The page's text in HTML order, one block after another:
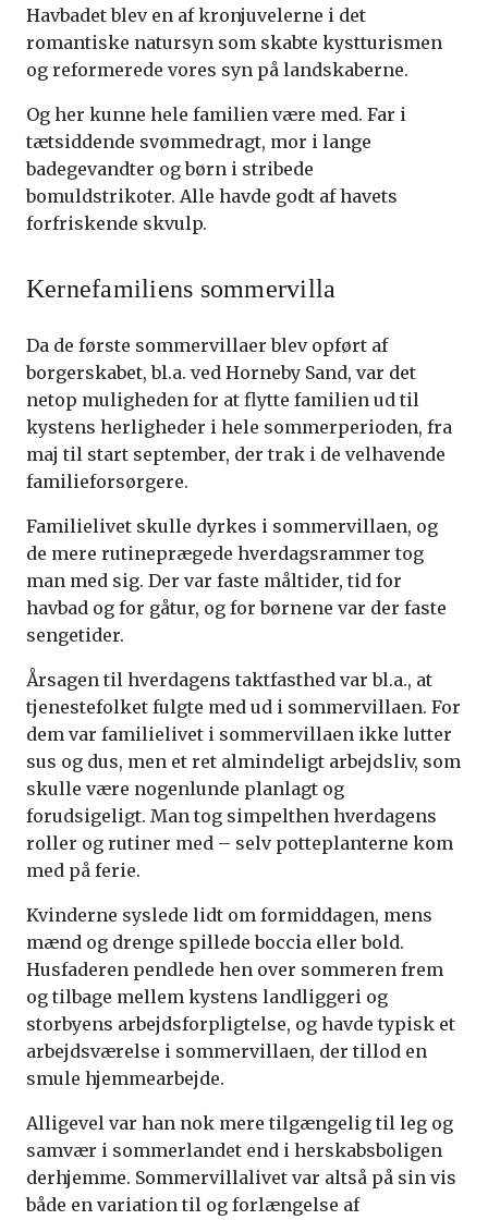
Havbadet blev en af kronjuvelerne i det
romantiske natursyn som skabte kystturismen
og reformerede vores syn på landskaberne.
Og her kunne hele familien være med. Far i
tætsiddende svømmedragt, mor i lange
badegevandter og børn i stribede
bomuldstrikoter. Alle havde godt af havets
forfriskende skvulp.
Kernefamiliens sommervilla
Da de første sommervillaer blev opført af
borgerskabet, bl.a. ved Horneby Sand, var det
netop muligheden for at flytte familien ud til
kystens herligheder i hele sommerperioden, fra
maj til start september, der trak i de velhavende
familieforsørgere.
Familielivet skulle dyrkes i sommervillaen, og
de mere rutineprægede hverdagsrammer tog
man med sig. Der var faste måltider, tid for
havbad og for gåtur, og for børnene var der faste
sengetider.
Årsagen til hverdagens taktfasthed var bl.a., at
tjenestefolket fulgte med ud i sommervillaen. For
dem var familielivet i sommervillaen ikke lutter
sus og dus, men et ret almindeligt arbejdsliv, som
skulle være nogenlunde planlagt og
forudsigeligt. Man tog simpelthen hverdagens
roller og rutiner med – selv potteplanterne kom
med på ferie.
Kvinderne syslede lidt om formiddagen, mens
mænd og drenge spillede boccia eller bold.
Husfaderen pendlede hen over sommeren frem
og tilbage mellem kystens landliggeri og
storbyens arbejdsforpligtelse, og havde typisk et
arbejdsværelse i sommervillaen, der tillod en
smule hjemmearbejde.
Alligevel var han nok mere tilgængelig til leg og
samvær i sommerlandet end i herskabsboligen
derhjemme. Sommervillalivet var altså på sin vis
både en variation til og forlængelse af